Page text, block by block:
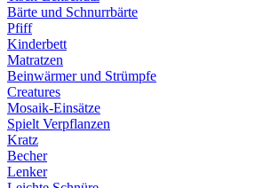
Bärte und Schnurrbärte
Pfiff
Kinderbett
Matratzen
Beinwärmer und Strümpfe
Creatures
Mosaik-Einsätze
Spielt Verpflanzen
Kratz
Becher
Lenker